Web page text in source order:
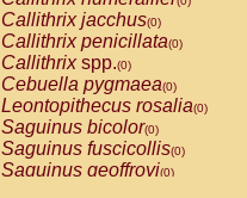
Callithrix jacchus(0)
Callithrix penicillata(0)
Callithrixspp.(0)
Cebuella pygmaea(0)
Leontopithecus rosalia(0)
Saguinus bicolor(0)
Saguinus fuscicollis(0)
Saguinus geoffroyi(0)